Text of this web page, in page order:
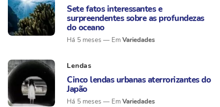
Sete fatos interessantes e
surpreendentes sobre as profundezas
do oceano
Há 5 meses Variedades
Lendas
Cinco lendas urbanas aterrorizantes do
Japão
Há 5 meses Variedades